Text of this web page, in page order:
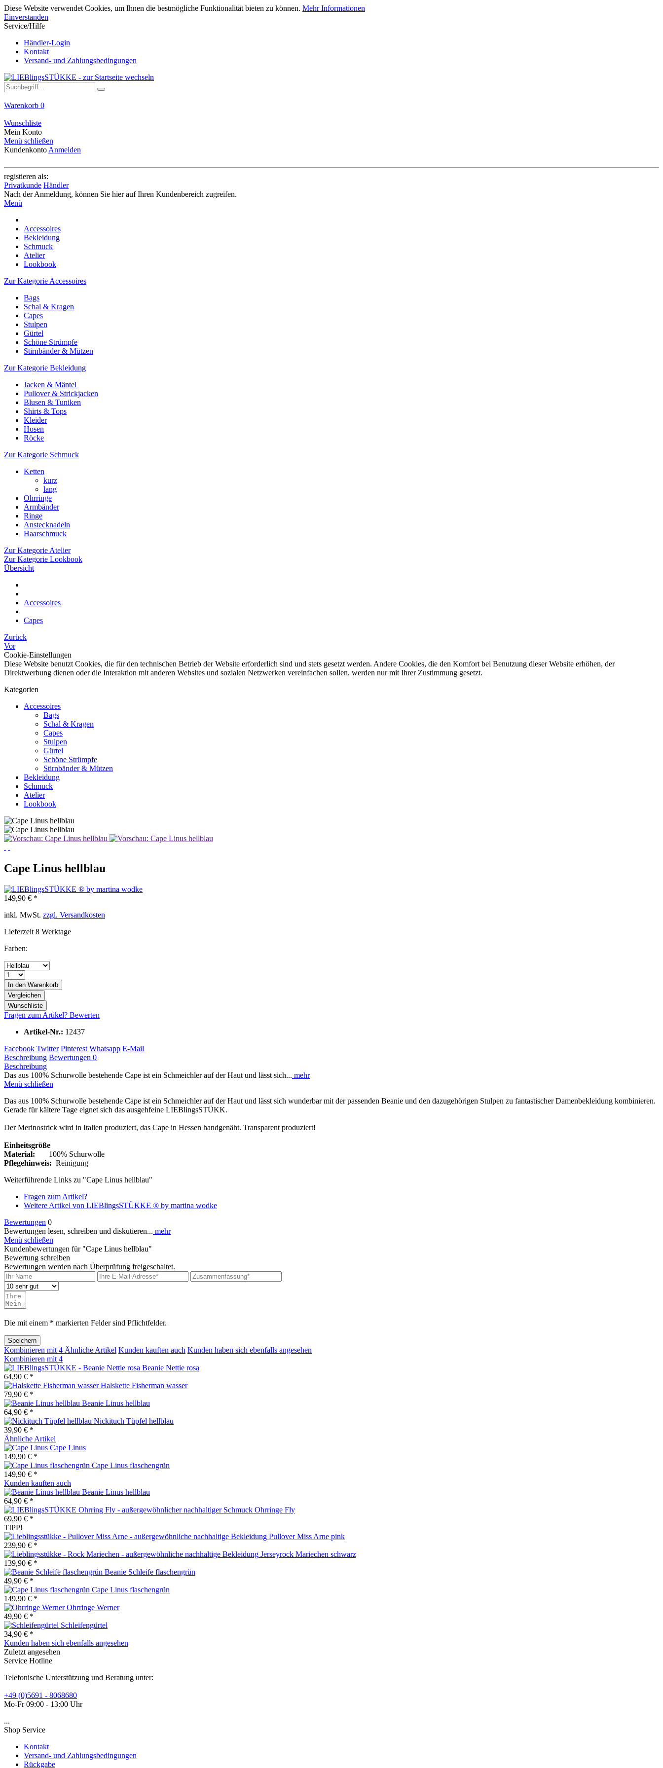
Diese Website verwendet Cookies, um Ihnen die bestmögliche Funktionalität bieten zu können. Mehr Informationen
Einverstanden
Service/Hilfe
Händler-Login
Kontakt
Versand- und Zahlungsbedingungen
Warenkorb 0
Wunschliste
Mein Konto
Menü schließen
Kundenkonto Anmelden
registieren als:
Privatkunde Händler
Nach der Anmeldung, können Sie hier auf Ihren Kundenbereich zugreifen.
Menü
Accessoires
Bekleidung
Schmuck
Atelier
Lookbook
Zur Kategorie Accessoires
Bags
Schal & Kragen
Capes
Stulpen
Gürtel
Schöne Strümpfe
Stirnbänder & Mützen
Zur Kategorie Bekleidung
Jacken & Mäntel
Pullover & Strickjacken
Blusen & Tuniken
Shirts & Tops
Kleider
Hosen
Röcke
Zur Kategorie Schmuck
Ketten
kurz
lang
Ohrringe
Armbänder
Ringe
Anstecknadeln
Haarschmuck
Zur Kategorie Atelier
Zur Kategorie Lookbook
Übersicht
Accessoires
Capes
Zurück
Vor
Cookie-Einstellungen
Diese Website benutzt Cookies, die für den technischen Betrieb der Website erforderlich sind und stets gesetzt werden. Andere Cookies, die den Komfort bei Benutzung dieser Website erhöhen, der
Direktwerbung dienen oder die Interaktion mit anderen Websites und sozialen Netzwerken vereinfachen sollen, werden nur mit Ihrer Zustimmung gesetzt.
Kategorien
Accessoires
Bags
Schal & Kragen
Capes
Stulpen
Gürtel
Schöne Strümpfe
Stirnbänder & Mützen
Bekleidung
Schmuck
Atelier
Lookbook
Cape Linus hellblau
149,90 € *
inkl. MwSt. zzgl. Versandkosten
Lieferzeit 8 Werktage
Farben:
In den Warenkorb
Vergleichen
Wunschliste
Fragen zum Artikel? Bewerten
Artikel-Nr.: 12437
Facebook Twitter Pinterest Whatsapp E-Mail
Beschreibung Bewertungen 0
Beschreibung
Das aus 100% Schurwolle bestehende Cape ist ein Schmeichler auf der Haut und lässt sich... mehr
Menü schließen
Das aus 100% Schurwolle bestehende Cape ist ein Schmeichler auf der Haut und lässt sich wunderbar mit der passenden Beanie und den dazugehörigen Stulpen zu fantastischer Damenbekleidung kombinieren.
Gerade für kältere Tage eignet sich das ausgehfeine LIEBlingsSTÜKK.
Der Merinostrick wird in Italien produziert, das Cape in Hessen handgenäht. Transparent produziert!
Einheitsgröße
Material:
100% Schurwolle
Pflegehinweis: Reinigung
Weiterführende Links zu "Cape Linus hellblau"
Fragen zum Artikel?
Weitere Artikel von LIEBlingsSTÜKKE ® by martina wodke
Bewertungen 0
Bewertungen lesen, schreiben und diskutieren... mehr
Menü schließen
Kundenbewertungen für "Cape Linus hellblau"
Bewertung schreiben
Bewertungen werden nach Überprüfung freigeschaltet.
Die mit einem * markierten Felder sind Pflichtfelder.
Speichern
Kombinieren mit 4 Ähnliche Artikel Kunden kauften auch Kunden haben sich ebenfalls angesehen
Kombinieren mit 4
Beanie Nettie rosa
64,90 € *
Halskette Fisherman wasser
79,90 € *
Beanie Linus hellblau
64,90 € *
Nickituch Tüpfel hellblau
39,90 € *
Ähnliche Artikel
Cape Linus
149,90 € *
Cape Linus flaschengrün
149,90 € *
Kunden kauften auch
Beanie Linus hellblau
64,90 € *
Ohrringe Fly
69,90 € *
TIPP!
Pullover Miss Arne pink
239,90 € *
Jerseyrock Mariechen schwarz
139,90 € *
Beanie Schleife flaschengrün
49,90 € *
Cape Linus flaschengrün
149,90 € *
Ohrringe Werner
49,90 € *
Schleifengürtel
34,90 € *
Kunden haben sich ebenfalls angesehen
Zuletzt angesehen
Service Hotline
Telefonische Unterstützung und Beratung unter:
+49 (0)5691 - 8068680
Mo-Fr 09:00 - 13:00 Uhr
...
Shop Service
Kontakt
Versand- und Zahlungsbedingungen
Rückgabe